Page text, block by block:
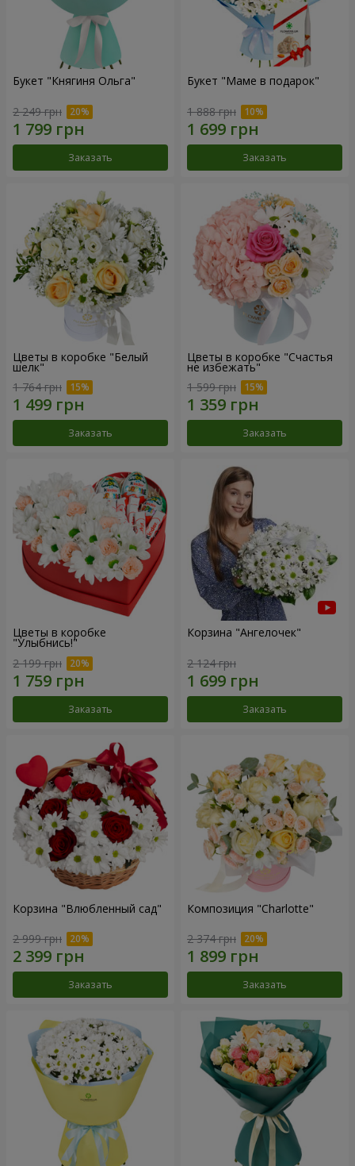
Букет "Княгиня Ольга"
2 249 грн
Заказать
Букет "Маме в подарок"
1 888 грн
Заказать
Цветы в коробке "Белый
шелк"
1 764 грн
Заказать
Цветы в коробке "Счастья
не избежать"
1 599 грн
Заказать
Цветы в коробке
"Улыбнись!"
2 199 грн
Заказать
Корзина "Ангелочек"
2 124 грн
Заказать
Корзина "Влюбленный сад"
2 999 грн
Заказать
Композиция "Charlotte"
2 374 грн
Заказать